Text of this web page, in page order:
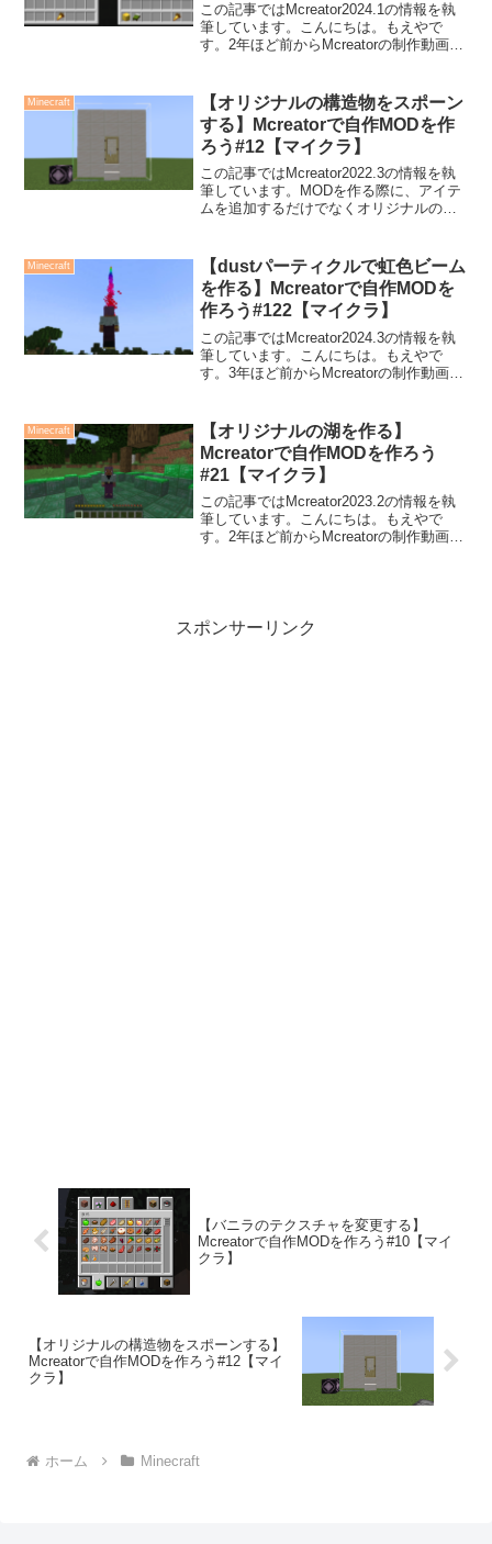
この記事ではMcreator2024.1の情報を執
筆しています。こんにちは。もえやで
す。2年ほど前からMcreatorの制作動画を
表示にします。色々やってみたの...
Minecraft
【オリジナルの構造物をスポーン
する】Mcreatorで自作MODを作
ろう#12【マイクラ】
この記事ではMcreator2022.3の情報を執
筆しています。MODを作る際に、アイテ
ムを追加するだけでなくオリジナルの構
の記事では、オリジナルの構造物をスポ
ーンす...
Minecraft
【dustパーティクルで虹色ビーム
を作る】Mcreatorで自作MODを
作ろう#122【マイクラ】
この記事ではMcreator2024.3の情報を執
筆しています。こんにちは。もえやで
す。3年ほど前からMcreatorの制作動画を
ーム状に発生させてみました。...
Minecraft
【オリジナルの湖を作る】
Mcreatorで自作MODを作ろう
#21【マイクラ】
この記事ではMcreator2023.2の情報を執
筆しています。こんにちは。もえやで
す。2年ほど前からMcreatorの制作動画を
スポンサーリンク
【バニラのテクスチャを変更する】
Mcreatorで自作MODを作ろう#10【マイ
クラ】
【オリジナルの構造物をスポーンする】
Mcreatorで自作MODを作ろう#12【マイ
クラ】
ホーム Minecraft